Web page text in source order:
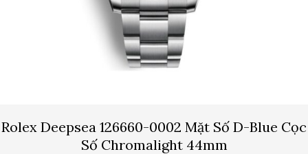
Rolex Deepsea 126660-0002 Mặt Số D-Blue Cọc
Số Chromalight 44mm